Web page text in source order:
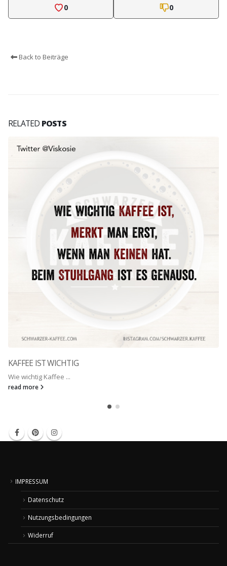
0 0
Back to Beiträge
RELATED POSTS
KAFFEE IST WICHTIG
Wie wichtig Kaffee ...
read more
IMPRESSUM
Datenschutz
Nutzungsbedingungen
Widerruf